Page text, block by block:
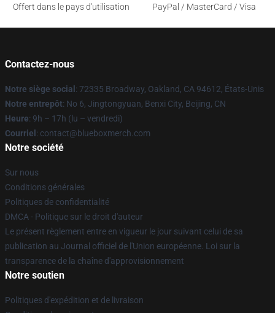
Offert dans le pays d'utilisation
PayPal / MasterCard / Visa
Contactez-nous
Notre siège social : 72335 Broadway, Oakland, CA 94612, États-Unis
Notre entrepôt: No 6, Jingtongyuan, Benxi City, Beijing, CN
Heure: 9h – 17h (lu – vendredi)
Courriel : contact@blueboxmerch.com
Notre société
Sur nous
Conditions générales
Politiques de confidentialité
DMCA - Politique sur le droit d'auteur
Le présent règlement entre en vigueur le jour suivant celui de sa
publication au Journal officiel de l'Union européenne. Loi sur la
transparence de la chaîne d'approvisionnement
Notre soutien
Politiques d'expédition et de livraison